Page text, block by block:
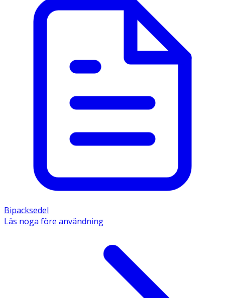
Bipacksedel
Läs noga före användning